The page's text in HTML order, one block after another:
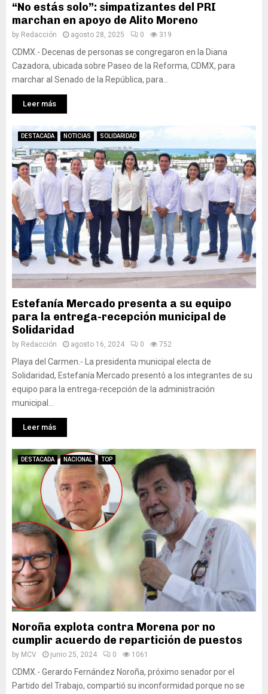
“No estás solo”: simpatizantes del PRI
marchan en apoyo de Alito Moreno
by Redacción agosto 28, 2025 0 319
CDMX.- Decenas de personas se congregaron en la Diana
Cazadora, ubicada sobre Paseo de la Reforma, CDMX, para
marchar al Senado de la República, para...
Leer más
DESTACADA NOTICIAS SOLIDARIDAD
Estefanía Mercado presenta a su equipo
para la entrega-recepción municipal de
Solidaridad
by Redacción agosto 16, 2024 0 752
Playa del Carmen.- La presidenta municipal electa de
Solidaridad, Estefanía Mercado presentó a los integrantes de su
equipo para la entrega-recepción de la administración
municipal...
Leer más
DESTACADA NACIONAL TOP
Noroña explota contra Morena por no
cumplir acuerdo de repartición de puestos
by MCV junio 25, 2024 0 1061
CDMX.- Gerardo Fernández Noroña, próximo senador por el
Partido del Trabajo, compartió su inconformidad porque no se